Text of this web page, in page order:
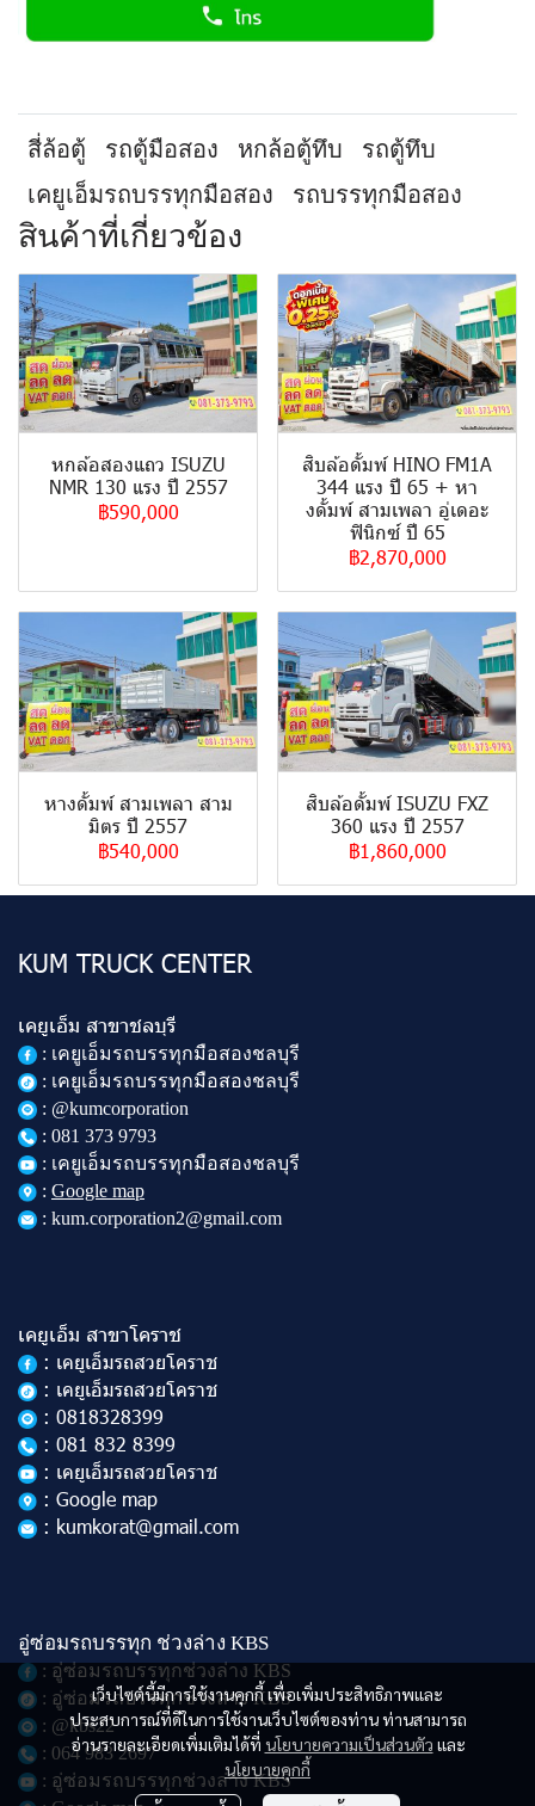
สี่ล้อตู้ รถตู้มือสอง หกล้อตู้ทึบ
รถตู้ทึบ
เคยูเอ็มรถบรรทุกมือสอง
รถบรรทุกมือสอง
สินค้าที่เกี่ยวข้อง
หกล้อสองแถว ISUZU
NMR 130 แรง ปี 2557
฿590,000
สิบล้อดั้มพ์ HINO FM1A
344 แรง ปี 65 + หา
งดั้มพ์ สามเพลา อู่เดอะ
ฟินิกซ์ ปี 65
฿2,870,000
หางดั้มพ์ สามเพลา สาม
มิตร ปี 2557
฿540,000
สิบล้อดั้มพ์ ISUZU FXZ
360 แรง ปี 2557
฿1,860,000
เว็บไซต์นี้มีการใช้งานคุกกี้ เพื่อเพิ่มประสิทธิภาพและ
ประสบการณ์ที่ดีในการใช้งานเว็บไซต์ของท่าน ท่านสามารถ
อ่านรายละเอียดเพิ่มเติมได้ที่ นโยบายความเป็นส่วนตัว และ
นโยบายคุกกี้
KUM TRUCK CENTER
เคยูเอ็ม สาขาชลบุรี
: เคยูเอ็มรถบรรทุกมือสองชลบุรี
: เคยูเอ็มรถบรรทุกมือสองชลบุรี
: @kumcorporation
: 081 373 9793
: เคยูเอ็มรถบรรทุกมือสองชลบุรี
: Google map
: kum.corporation2@gmail.com
เคยูเอ็ม สาขาโคราช
: เคยูเอ็มรถสวยโคราช
: เคยูเอ็มรถสวยโคราช
: 0818328399
: 081 832 8399
: เคยูเอ็มรถสวยโคราช
: Google map
: kumkorat@gmail.com
อู่ซ่อมรถบรรทุก ช่วงล่าง KBS
: อู่ซ่อมรถบรรทุกช่วงล่าง KBS
: อู่ซ่อมรถบรรทุกช่วงล่าง KBS
: @kbs22
: 064 983 2697
: อู่ซ่อมรถบรรทุกช่วงล่าง KBS